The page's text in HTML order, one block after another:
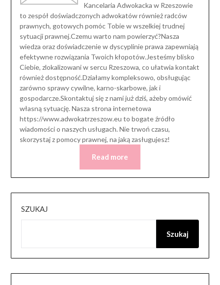
Kancelaria Adwokacka w Rzeszowie
to zespół doświadczonych adwokatów również radców
prawnych, gotowych pomóc Tobie w wszelkiej trudnej
sytuacji prawnej.Czemu warto nam powierzyć?Nasza
wiedza oraz doświadczenie w dyscyplinie prawa zapewniają
efektywne rozwiązania Twoich kłopotów.Jesteśmy blisko
Ciebie, zlokalizowani w sercu Rzeszowa, co ułatwia kontakt
również dostępność.Działamy kompleksowo, obsługując
zarówno sprawy cywilne, karno-skarbowe, jak i
gospodarcze.Skontaktuj się z nami już dziś, ażeby omówić
własną sytuację. Nasza strona internetowa
https://www.adwokatrzeszow.eu to bogate źródło
wiadomości o naszych usługach. Nie trwoń czasu,
skorzystaj z pomocy prawnej, na jaką zasługujesz!
Read more
SZUKAJ
Szukaj